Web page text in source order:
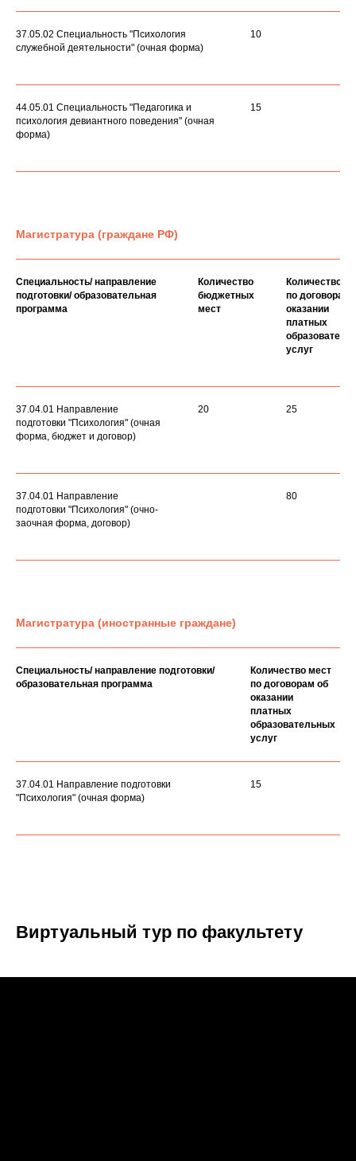
37.05.02 Специальность "Психология
служебной деятельности" (очная форма)
10
44.05.01 Специальность "Педагогика и
психология девиантного поведения" (очная
форма)
15
Магистратура (граждане РФ)
Специальность/ направление
подготовки/ образовательная
программа
Количество
бюджетных
мест
Количество
по договорам
оказании
платных
услуг
37.04.01 Направление
подготовки "Психология" (очная
форма, бюджет и договор)
20 25
37.04.01 Направление
подготовки "Психология" (очно-
заочная форма, договор)
80
Магистратура (иностранные граждане)
Специальность/ направление подготовки/
образовательная программа
Количество мест
по договорам об
оказании
платных
образовательных
услуг
37.04.01 Направление подготовки
"Психология" (очная форма)
15
Виртуальный тур по факультету